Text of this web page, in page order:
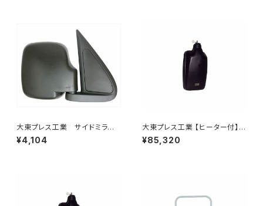
大東プレス工業 サイドミラー/
バックミラダイハツ ハイゼッ
ト 右 99年～ DI-646
¥4,104
大東プレス工業 【ヒーター付】ハ
イウェイリモコンミラー DI-712
1CXE
¥85,320